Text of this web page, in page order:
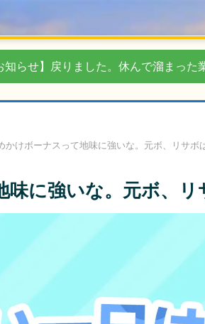
知らせ】戻りました。休んで溜まっ
かけボーナスって地味に強いな。元ボ、リサボ
に強いな。元ボ、リ